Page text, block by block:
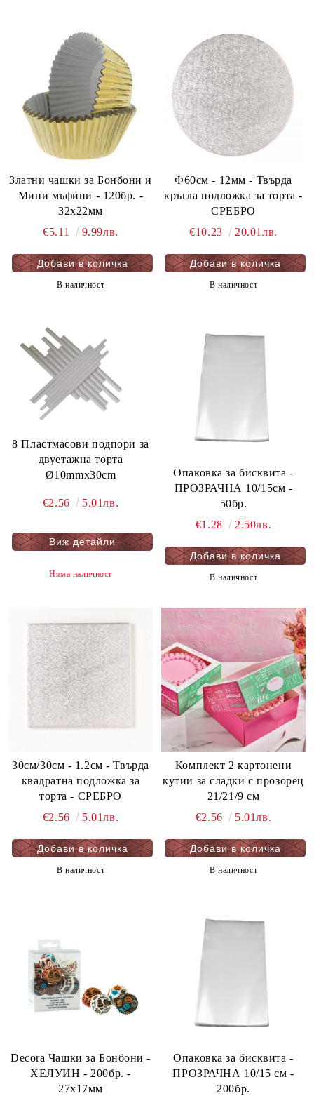
Златни чашки за Бонбони и
Мини мъфини - 120бр. -
32х22мм
€5.11
9.99лв.
В наличност
Ф60см - 12мм - Твърда
кръгла подложка за торта -
СРЕБРО
€10.23
20.01лв.
В наличност
8 Пластмасови подпори за
двуетажна торта
Ø10mmx30cm
€2.56 5.01лв.
Виж детайли
Няма наличност
Oпаковка за бисквита -
ПРОЗРАЧНА 10/15см -
50бр.
€1.28
2.50лв.
В наличност
30см/30см - 1.2см - Твърда
квадратна подложка за
торта - СРЕБРО
€2.56
5.01лв.
В наличност
Комплект 2 картонени
кутии за сладки с прозорец
21/21/9 см
€2.56
5.01лв.
В наличност
Decora Чашки за Бонбони -
ХЕЛУИН - 200бр. -
27х17мм
Oпаковка за бисквита -
ПРОЗРАЧНА 10/15 см -
200бр.